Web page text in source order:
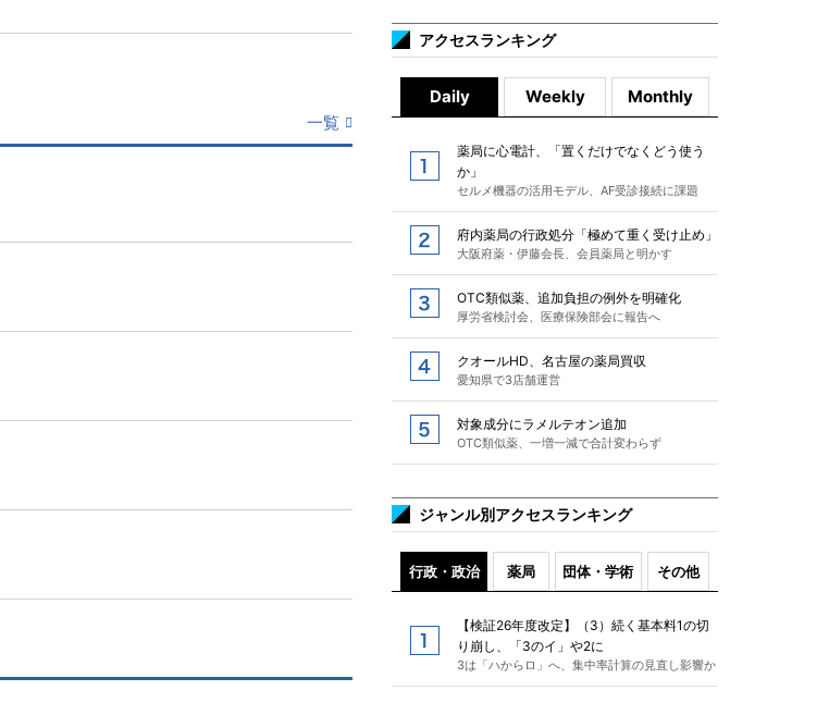
一覧
アクセスランキング
Daily Weekly Monthly
薬局に心電計、「置くだけでなくどう使う
か」
セルメ機器の活用モデル、AF受診接続に課題
府内薬局の行政処分「極めて重く受け止め」
大阪府薬・伊藤会長、会員薬局と明かす
OTC類似薬、追加負担の例外を明確化
厚労省検討会、医療保険部会に報告へ
クオールHD、名古屋の薬局買収
愛知県で3店舗運営
対象成分にラメルテオン追加
OTC類似薬、一増一減で合計変わらず
ジャンル別アクセスランキング
行政・政治 薬局 団体・学術 その他
【検証26年度改定】（3）続く基本料1の切
り崩し、「3のイ」や2に
3は「ハからロ」へ、集中率計算の見直し影響か